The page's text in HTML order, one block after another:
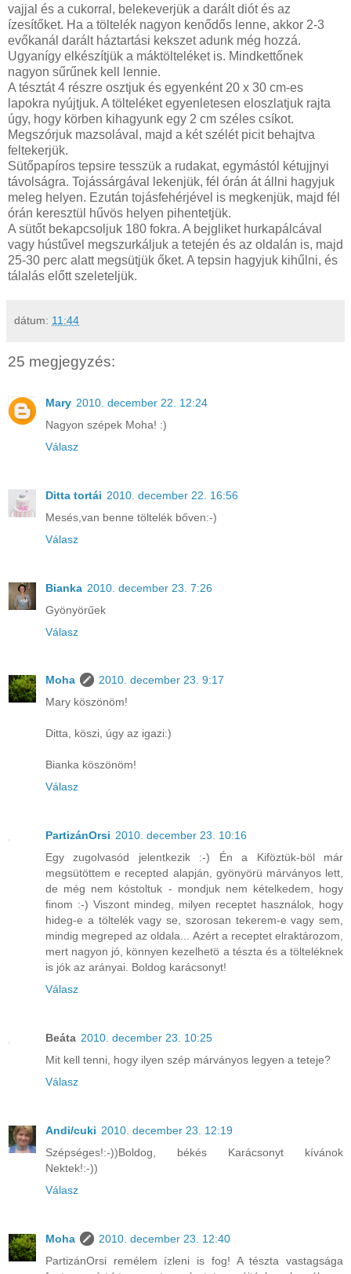
vajjal és a cukorral, belekeverjük a darált diót és az
ízesítőket. Ha a töltelék nagyon kenődős lenne, akkor 2-3
evőkanál darált háztartási kekszet adunk még hozzá.
Ugyanígy elkészítjük a máktölteléket is. Mindkettőnek
nagyon sűrűnek kell lennie.
A tésztát 4 részre osztjuk és egyenként 20 x 30 cm-es
lapokra nyújtjuk. A tölteléket egyenletesen eloszlatjuk rajta
úgy, hogy körben kihagyunk egy 2 cm széles csíkot.
Megszórjuk mazsolával, majd a két szélét picit behajtva
feltekerjük.
Sütőpapíros tepsire tesszük a rudakat, egymástól kétujjnyi
távolságra. Tojássárgával lekenjük, fél órán át állni hagyjuk
meleg helyen. Ezután tojásfehérjével is megkenjük, majd fél
órán keresztül hűvös helyen pihentetjük.
A sütőt bekapcsoljuk 180 fokra. A bejgliket hurkapálcával
vagy hústűvel megszurkáljuk a tetején és az oldalán is, majd
25-30 perc alatt megsütjük őket. A tepsin hagyjuk kihűlni, és
tálalás előtt szeleteljük.
dátum: 11:44
25 megjegyzés:
Mary 2010. december 22. 12:24
Nagyon szépek Moha! :)
Válasz
Ditta tortái 2010. december 22. 16:56
Mesés,van benne töltelék bőven:-)
Válasz
Bianka 2010. december 23. 7:26
Gyönyörűek
Válasz
Moha
2010. december 23. 9:17
Mary köszönöm!
Ditta, köszi, úgy az igazi:)
Bianka köszönöm!
Válasz
PartizánOrsi 2010. december 23. 10:16
Egy zugolvasód jelentkezik :-) Én a Kiföztük-böl már
megsütöttem e recepted alapján, gyönyörü márványos lett,
de még nem kóstoltuk - mondjuk nem kételkedem, hogy
finom :-) Viszont mindeg, milyen receptet használok, hogy
hideg-e a töltelék vagy se, szorosan tekerem-e vagy sem,
mindig megreped az oldala... Azért a receptet elraktározom,
mert nagyon jó, könnyen kezelhetö a tészta és a tölteléknek
is jók az arányai. Boldog karácsonyt!
Válasz
Beáta 2010. december 23. 10:25
Mit kell tenni, hogy ilyen szép márványos legyen a teteje?
Válasz
Andi/cuki 2010. december 23. 12:19
Szépséges!:-))Boldog, békés Karácsonyt kívánok
Nektek!:-))
Válasz
Moha
2010. december 23. 12:40
PartizánOrsi remélem ízleni is fog! A tészta vastagsága